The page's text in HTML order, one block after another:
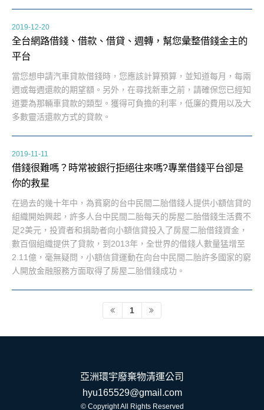
2019-12-20
全台網路借錢、借款、借貸、週轉，幫您彙整借錢金主的
平台
當您想申請汽車貸款借錢時，您應該計算預算，並知道每月，每兩
週或每週還款的期望額。另外，在尋找新車之前，請確保您已經知
道要為那輛車貸款的類型。獲得可負擔的利率，低廉的費用以及大
多數靈活還款方式的貸款。
2019-11-11
借錢很難嗎？時常被銀行拒絕往來嗎?專業借錢平台卻是
你的救星
在過去的幾十年中，為貧窮的台中民間二胎借錢人提供小額信貸的
組織開始興起，許多人台中民間二胎每天的房屋二胎借錢生活費不
足2美元，投資者和捐助者向小額信貸投入了房屋二胎借錢資金，
數百個組織提供了貸款，到2013年，全世界的借錢人數量猛增至
2.11億，毫無疑問，小額信貸運動在向台中民間二胎許多國家的窮
人開放金融服務方面取得了房屋二胎借錢成功。
1
亞洲環宇廢棄物清運公司
hyu165529@gmail.com
© Copyright All Rights Reserved